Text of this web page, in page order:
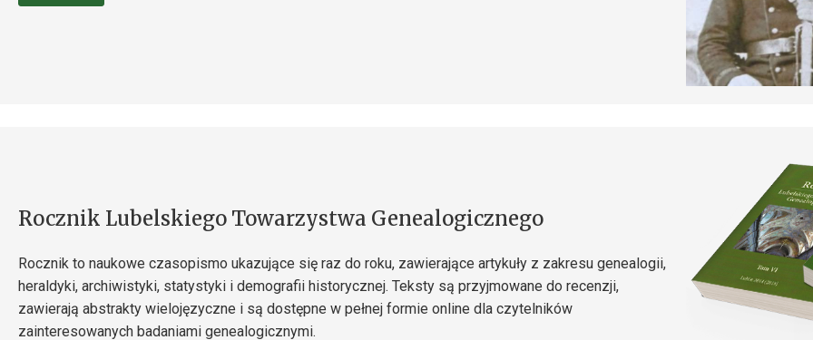
Rocznik Lubelskiego Towarzystwa Genealogicznego
Rocznik to naukowe czasopismo ukazujące się raz do roku, zawierające artykuły z zakresu genealogii,
heraldyki, archiwistyki, statystyki i demografii historycznej. Teksty są przyjmowane do recenzji,
zawierają abstrakty wielojęzyczne i są dostępne w pełnej formie online dla czytelników
zainteresowanych badaniami genealogicznymi.